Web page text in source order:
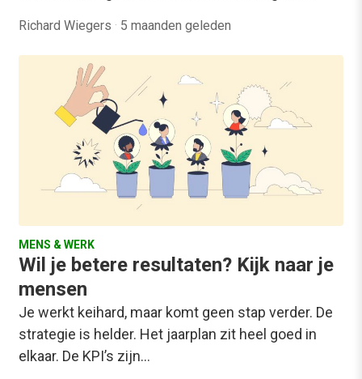
Richard Wiegers · 5 maanden geleden
MENS & WERK
Wil je betere resultaten? Kijk naar je
mensen
Je werkt keihard, maar komt geen stap verder. De
strategie is helder. Het jaarplan zit heel goed in
elkaar. De KPI’s zijn…